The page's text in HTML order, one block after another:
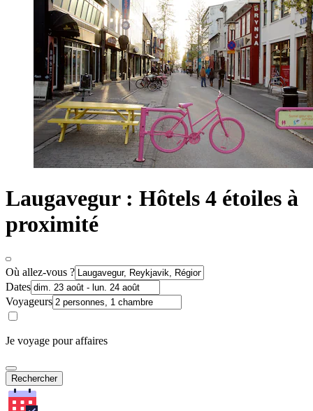
Laugavegur : Hôtels 4 étoiles à
proximité
Où allez-vous ?
Dates
Voyageurs
Je voyage pour affaires
Rechercher